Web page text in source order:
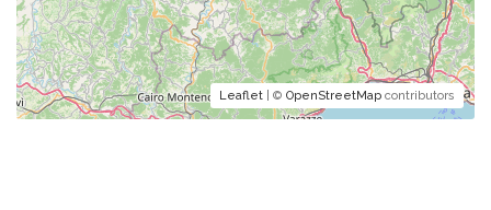
Leaflet | © OpenStreetMap contributors